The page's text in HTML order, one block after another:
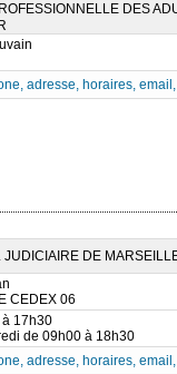
DES
adresse, horaires,
DE
CEDEX 06
17h30
de 09h00 à 18h30
adresse, horaires,